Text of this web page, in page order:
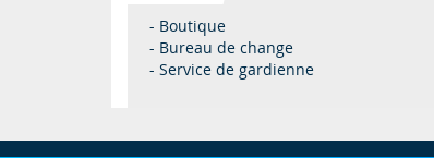
- Boutique
- Bureau de change
- Service de gardienne